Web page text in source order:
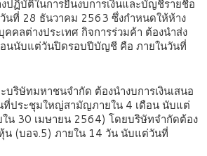
ปฏิบัติในการยื่นงบการเงินและบัญชีรายชื่อ
นที่ 28 ธันวาคม 2563 ซึ่งกำหนดให้ห้าง
คลต่างประเทศ กิจการร่วมค้า ต้องนำส่ง
อนนับแต่วันปิดรอบปีบัญชี คือ ภายในวันที่
ริษัทมหาชนจำกัด ต้องนำงบการเงินเสนอ
ที่ประชุมใหญ่สามัญภายใน 4 เดือน นับแต่
น 30 เมษายน 2564) โดยบริษัทจำกัดต้อง
(บอจ.5) ภายใน 14 วัน นับแต่วันที่